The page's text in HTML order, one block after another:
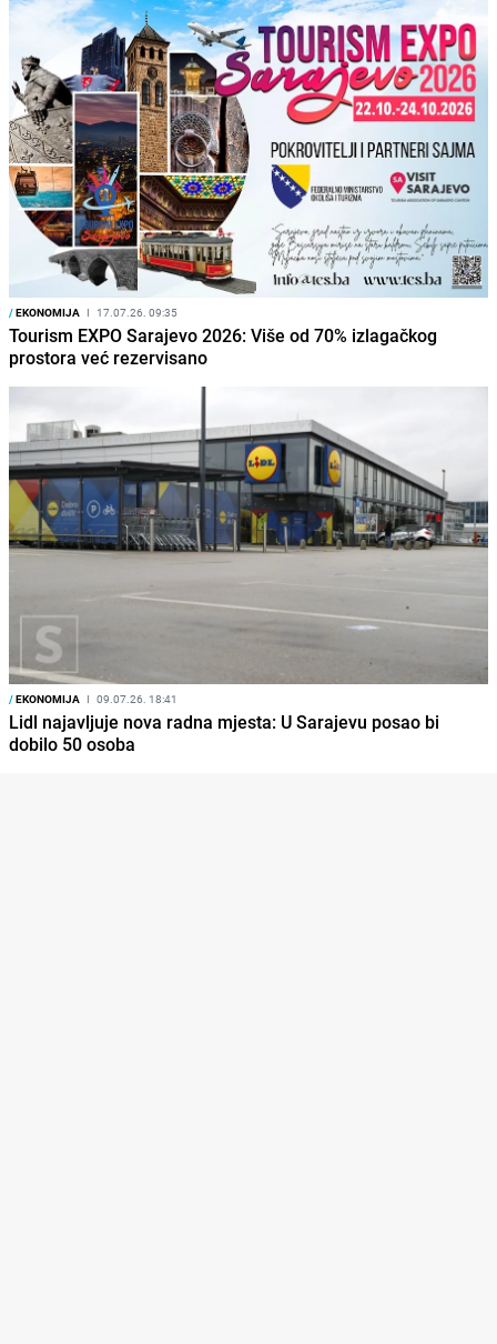
/EKONOMIJA I 17.07.26. 09:35
Tourism EXPO Sarajevo 2026: Više od 70% izlagačkog
prostora već rezervisano
/EKONOMIJA I 09.07.26. 18:41
Lidl najavljuje nova radna mjesta: U Sarajevu posao bi
dobilo 50 osoba